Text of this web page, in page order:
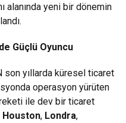
alanında yeni bir dönemin
Güçlü Oyuncu
son yıllarda küresel ticaret
operasyon yürüten
ile dev bir ticaret
Houston, Londra,